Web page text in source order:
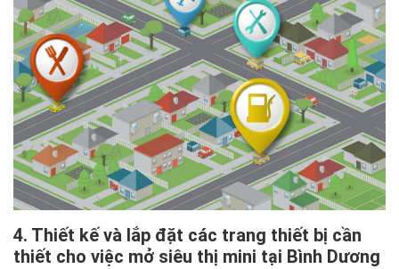
4. Thiết kế và lắp đặt các trang thiết bị cần
thiết cho việc mở siêu thị mini tại Bình Dương